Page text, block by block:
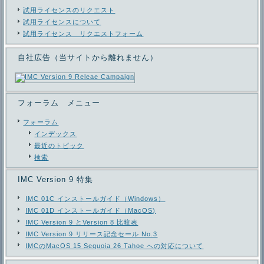
試用ライセンスのリクエスト
試用ライセンスについて
試用ライセンス リクエストフォーム
自社広告（当サイトから離れません）
フォーラム メニュー
フォーラム
インデックス
最近のトピック
検索
IMC Version 9 特集
IMC 01C インストールガイド（Windows）
IMC 01D インストールガイド（MacOS)
IMC Version 9 とVersion 8 比較表
IMC Version 9 リリース記念セール No.3
IMCのMacOS 15 Sequoia 26 Tahoe への対応について